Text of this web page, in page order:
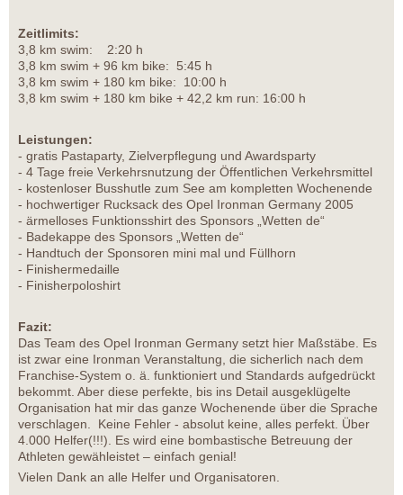
Zeitlimits:
3,8 km swim: 2:20 h
3,8 km swim + 96 km bike: 5:45 h
3,8 km swim + 180 km bike: 10:00 h
3,8 km swim + 180 km bike + 42,2 km run: 16:00 h
Leistungen:
- gratis Pastaparty, Zielverpflegung und Awardsparty
- 4 Tage freie Verkehrsnutzung der Öffentlichen Verkehrsmittel
- kostenloser Busshutle zum See am kompletten Wochenende
- hochwertiger Rucksack des Opel Ironman Germany 2005
- ärmelloses Funktionsshirt des Sponsors „Wetten de“
- Badekappe des Sponsors „Wetten de“
- Handtuch der Sponsoren mini mal und Füllhorn
- Finishermedaille
- Finisherpoloshirt
Fazit:
Das Team des Opel Ironman Germany setzt hier Maßstäbe. Es
ist zwar eine Ironman Veranstaltung, die sicherlich nach dem
Franchise-System o. ä. funktioniert und Standards aufgedrückt
bekommt. Aber diese perfekte, bis ins Detail ausgeklügelte
Organisation hat mir das ganze Wochenende über die Sprache
verschlagen. Keine Fehler - absolut keine, alles perfekt. Über
4.000 Helfer(!!!). Es wird eine bombastische Betreuung der
Athleten gewähleistet – einfach genial!
Vielen Dank an alle Helfer und Organisatoren.